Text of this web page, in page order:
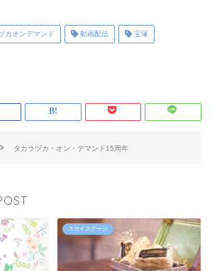
カオンデマンド 動画配信 宝塚
タカラヅカ・オン・デマンド15周年
スカイステージ